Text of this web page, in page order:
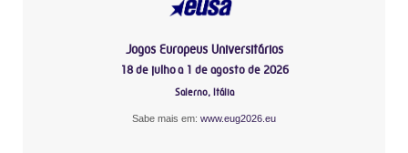
Jogos Europeus Universitários
18 de julho a 1 de agosto de 2026
Salerno, Itália
Sabe mais em: www.eug2026.eu